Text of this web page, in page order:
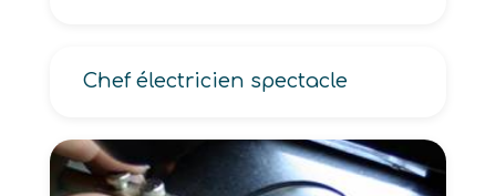
Chef électricien spectacle